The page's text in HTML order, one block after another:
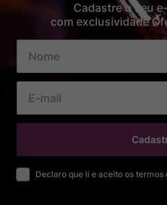
Cadastre o seu
com exclusividade
Declaro que li e aceito os